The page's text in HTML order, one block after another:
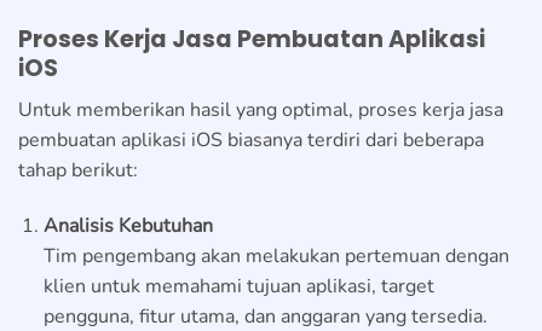
Proses Kerja Jasa Pembuatan Aplikasi
iOS
Untuk memberikan hasil yang optimal, proses kerja jasa
pembuatan aplikasi iOS biasanya terdiri dari beberapa
tahap berikut:
Analisis Kebutuhan
Tim pengembang akan melakukan pertemuan dengan
klien untuk memahami tujuan aplikasi, target
pengguna, fitur utama, dan anggaran yang tersedia.